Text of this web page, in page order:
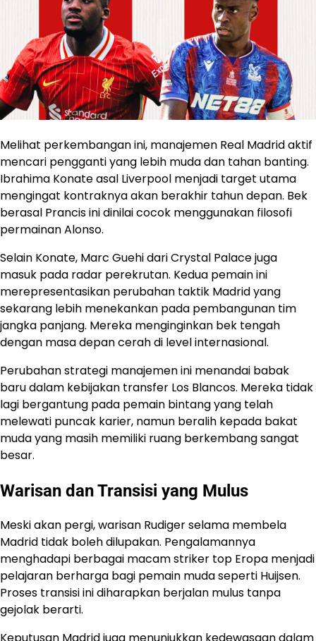
Melihat perkembangan ini, manajemen Real Madrid aktif
mencari pengganti yang lebih muda dan tahan banting.
Ibrahima Konate asal Liverpool menjadi target utama
mengingat kontraknya akan berakhir tahun depan. Bek
berasal Prancis ini dinilai cocok menggunakan filosofi
permainan Alonso.
Selain Konate, Marc Guehi dari Crystal Palace juga
masuk pada radar perekrutan. Kedua pemain ini
merepresentasikan perubahan taktik Madrid yang
sekarang lebih menekankan pada pembangunan tim
jangka panjang. Mereka menginginkan bek tengah
dengan masa depan cerah di level internasional.
Perubahan strategi manajemen ini menandai babak
baru dalam kebijakan transfer Los Blancos. Mereka tidak
lagi bergantung pada pemain bintang yang telah
melewati puncak karier, namun beralih kepada bakat
muda yang masih memiliki ruang berkembang sangat
besar.
Warisan dan Transisi yang Mulus
Meski akan pergi, warisan Rudiger selama membela
Madrid tidak boleh dilupakan. Pengalamannya
menghadapi berbagai macam striker top Eropa menjadi
pelajaran berharga bagi pemain muda seperti Huijsen.
Proses transisi ini diharapkan berjalan mulus tanpa
gejolak berarti.